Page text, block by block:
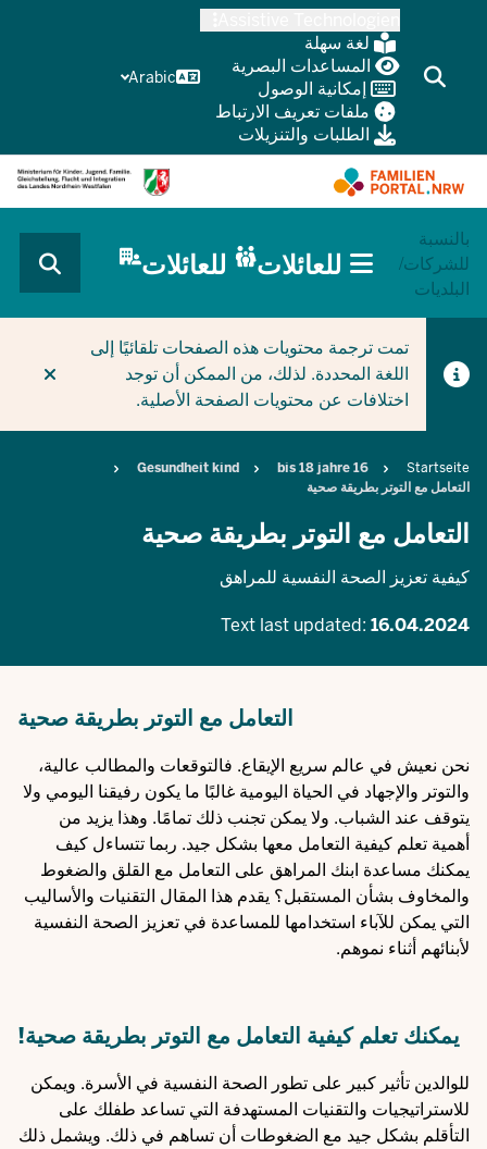
content
لغة سهلة
المساعدات البصرية
إمكانية الوصول
ملفات تعريف الارتباط
الطلبات والتنزيلات
Arabic
بالنسبة
للشركات/
البلديات
CURRENT SECTION للعائلات
HAUPTNAVIGATION
(BÜRGERBEREICH
للعائلات للعائلات
تمت ترجمة محتويات هذه الصفحات تلقائيًا إلى
اللغة المحددة. لذلك، من الممكن أن توجد
اختلافات عن محتويات الصفحة الأصلية.
Breadcrumb
Startseite
16 bis 18 jahre
Gesundheit kind
التعامل مع التوتر بطريقة صحية
التعامل مع التوتر بطريقة صحية
كيفية تعزيز الصحة النفسية للمراهق
Text last updated: 16.04.2024
التعامل مع التوتر بطريقة صحية
نحن نعيش في عالم سريع الإيقاع. فالتوقعات والمطالب عالية،
والتوتر والإجهاد في الحياة اليومية غالبًا ما يكون رفيقنا اليومي ولا
يتوقف عند الشباب. ولا يمكن تجنب ذلك تمامًا. وهذا يزيد من
أهمية تعلم كيفية التعامل معها بشكل جيد. ربما تتساءل كيف
يمكنك مساعدة ابنك المراهق على التعامل مع القلق والضغوط
والمخاوف بشأن المستقبل؟ يقدم هذا المقال التقنيات والأساليب
التي يمكن للآباء استخدامها للمساعدة في تعزيز الصحة النفسية
لأبنائهم أثناء نموهم.
يمكنك تعلم كيفية التعامل مع التوتر بطريقة صحية!
للوالدين تأثير كبير على تطور الصحة النفسية في الأسرة. ويمكن
للاستراتيجيات والتقنيات المستهدفة التي تساعد طفلك على
التأقلم بشكل جيد مع الضغوطات أن تساهم في ذلك. ويشمل ذلك